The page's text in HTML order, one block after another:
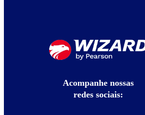
Acompanhe nossas
redes sociais: